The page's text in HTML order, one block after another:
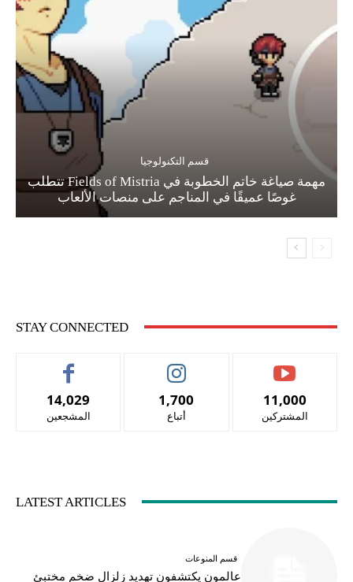
قسم التكنولوجيا
مهمة صياغة خاتم الخطوبة في Fields of Mistria تتطلب
غوصًا عميقًا في المناجم على منصات الألعاب
STAY CONNECTED
14,029
المشجعين
1,700
أتباع
11,000
المشتركين
LATEST ARTICLES
قسم المنوعات
عالمون يكتشفون تهديد زلزال ضخم مختبئ